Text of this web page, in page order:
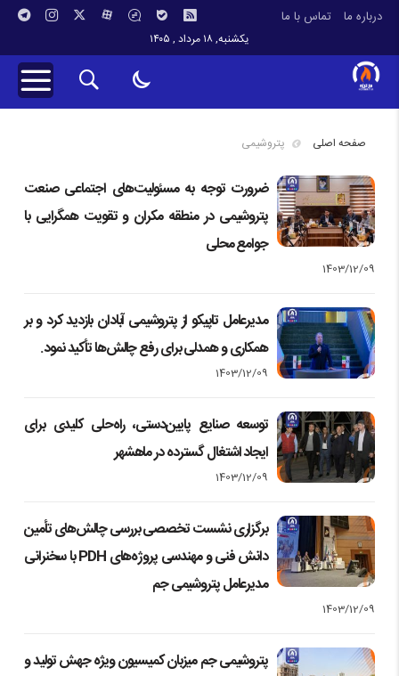
درباره ما تماس با ما
یکشنبه, ۱۸ مرداد , ۱۴۰۵
صفحه اصلی پتروشیمی
ضرورت توجه به مسئولیت‌های اجتماعی صنعت
پتروشیمی در منطقه مکران و تقویت همگرایی با
جوامع محلی
1403/12/09
مدیرعامل تاپیکو از پتروشیمی آبادان بازدید کرد و بر
همکاری و همدلی برای رفع چالش‌ها تأکید نمود.
1403/12/09
توسعه صنایع پایین‌دستی، راه‌حلی کلیدی برای
ایجاد اشتغال گسترده در ماهشهر
1403/12/09
برگزاری نشست تخصصی بررسی چالش‌های تأمین
دانش فنی و مهندسی پروژه‌های PDH با سخنرانی
مدیرعامل پتروشیمی جم
1403/12/09
پتروشیمی جم میزبان کمیسیون ویژه جهش تولید و